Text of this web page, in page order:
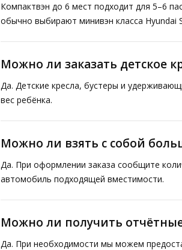
Компактвэн до 6 мест подходит для 5–6
обычно выбирают минивэн класса Hyundai
Можно ли заказать детское
Да. Детские кресла, бустеры и
вес ребёнка.
Можно ли взять с собой
Да. При оформлении заказа сообщите
автомобиль подходящей вместимости.
Можно ли получить
Да. При необходимости мы можем